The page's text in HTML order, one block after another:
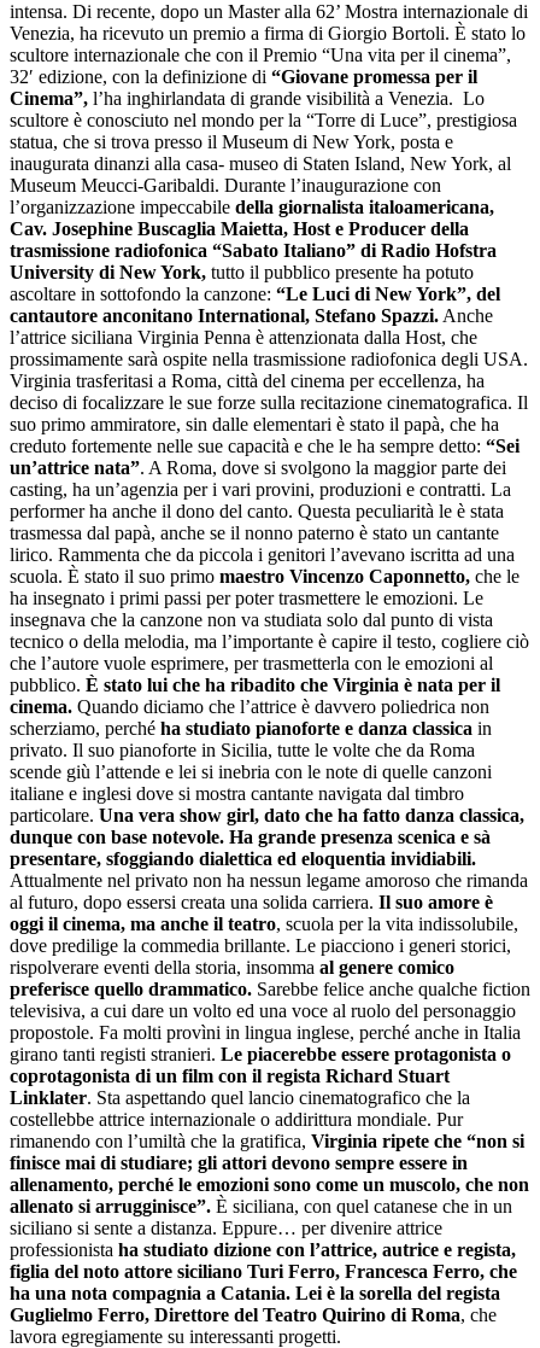
intensa. Di recente, dopo un Master alla 62’ Mostra internazionale di
Venezia, ha ricevuto un premio a firma di Giorgio Bortoli. È stato lo
scultore internazionale che con il Premio “Una vita per il cinema”,
32′ edizione, con la definizione di “Giovane promessa per il
Cinema”, l’ha inghirlandata di grande visibilità a Venezia. Lo
scultore è conosciuto nel mondo per la “Torre di Luce”, prestigiosa
statua, che si trova presso il Museum di New York, posta e
inaugurata dinanzi alla casa- museo di Staten Island, New York, al
Museum Meucci-Garibaldi. Durante l’inaugurazione con
l’organizzazione impeccabile della giornalista italoamericana,
Cav. Josephine Buscaglia Maietta, Host e Producer della
trasmissione radiofonica “Sabato Italiano” di Radio Hofstra
University di New York, tutto il pubblico presente ha potuto
ascoltare in sottofondo la canzone: “Le Luci di New York”, del
cantautore anconitano International, Stefano Spazzi. Anche
l’attrice siciliana Virginia Penna è attenzionata dalla Host, che
prossimamente sarà ospite nella trasmissione radiofonica degli USA.
Virginia trasferitasi a Roma, città del cinema per eccellenza, ha
deciso di focalizzare le sue forze sulla recitazione cinematografica. Il
suo primo ammiratore, sin dalle elementari è stato il papà, che ha
creduto fortemente nelle sue capacità e che le ha sempre detto: “Sei
un’attrice nata”. A Roma, dove si svolgono la maggior parte dei
casting, ha un’agenzia per i vari provini, produzioni e contratti. La
performer ha anche il dono del canto. Questa peculiarità le è stata
trasmessa dal papà, anche se il nonno paterno è stato un cantante
lirico. Rammenta che da piccola i genitori l’avevano iscritta ad una
scuola. È stato il suo primo maestro Vincenzo Caponnetto, che le
ha insegnato i primi passi per poter trasmettere le emozioni. Le
insegnava che la canzone non va studiata solo dal punto di vista
tecnico o della melodia, ma l’importante è capire il testo, cogliere ciò
che l’autore vuole esprimere, per trasmetterla con le emozioni al
pubblico. È stato lui che ha ribadito che Virginia è nata per il
cinema. Quando diciamo che l’attrice è davvero poliedrica non
scherziamo, perché ha studiato pianoforte e danza classica in
privato. Il suo pianoforte in Sicilia, tutte le volte che da Roma
scende giù l’attende e lei si inebria con le note di quelle canzoni
italiane e inglesi dove si mostra cantante navigata dal timbro
particolare. Una vera show girl, dato che ha fatto danza classica,
dunque con base notevole. Ha grande presenza scenica e sà
presentare, sfoggiando dialettica ed eloquentia invidiabili.
Attualmente nel privato non ha nessun legame amoroso che rimanda
al futuro, dopo essersi creata una solida carriera. Il suo amore è
oggi il cinema, ma anche il teatro, scuola per la vita indissolubile,
dove predilige la commedia brillante. Le piacciono i generi storici,
rispolverare eventi della storia, insomma al genere comico
preferisce quello drammatico. Sarebbe felice anche qualche fiction
televisiva, a cui dare un volto ed una voce al ruolo del personaggio
propostole. Fa molti provìni in lingua inglese, perché anche in Italia
girano tanti registi stranieri. Le piacerebbe essere protagonista o
coprotagonista di un film con il regista Richard Stuart
Linklater. Sta aspettando quel lancio cinematografico che la
costellebbe attrice internazionale o addirittura mondiale. Pur
rimanendo con l’umiltà che la gratifica, Virginia ripete che “non si
finisce mai di studiare; gli attori devono sempre essere in
allenamento, perché le emozioni sono come un muscolo, che non
allenato si arrugginisce”. È siciliana, con quel catanese che in un
siciliano si sente a distanza. Eppure… per divenire attrice
professionista ha studiato dizione con l’attrice, autrice e regista,
figlia del noto attore siciliano Turi Ferro, Francesca Ferro, che
ha una nota compagnia a Catania. Lei è la sorella del regista
Guglielmo Ferro, Direttore del Teatro Quirino di Roma, che
lavora egregiamente su interessanti progetti.